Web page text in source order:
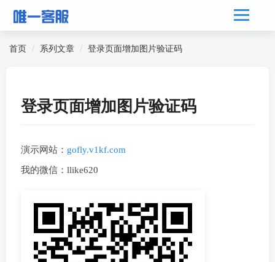
首页 系列文章 登录页面增加图片验证码
登录页面增加图片验证码
演示网站： gofly.v1kf.com
我的微信：llike620